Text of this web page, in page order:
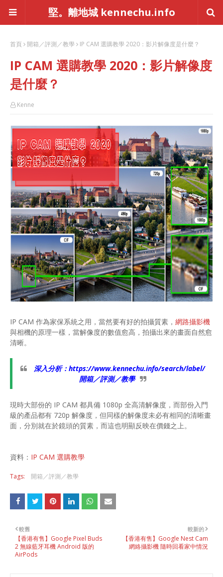
堅。離地城 kennechu.info
首頁 開箱／評測／教學 IP CAM 選購教學 2020：影片解像度是什麼？
IP CAM 選購教學 2020：影片解像度
是什麼？
Kenne
IP CAM 作為家保系統之用，當然要有好的拍攝質素， 網路攝影機
與相機的原理一樣，當解像度的數值愈高，拍攝出來的畫面自然愈
清晰。
深入分析： https://www.kennechu.info/search/label/
開箱／評測／教學
現時大部份的 IP CAM 都具備 1080p 全高清解像度，而部份入門
級的產品都有 720p 解像度，但同樣的解像度未必有相同的清晰畫
面，分別就在於鏡頭的質素，而這也明顯反映在價錢之上。
資料： IP CAM 選購教學
Tags: 開箱／評測／教學
較新的
【香港有售】Google Nest Cam
網絡攝影機 隨時回看家中情況
較舊
【香港有售】Google Pixel Buds
2 無線藍牙耳機 Android 版的
AirPods